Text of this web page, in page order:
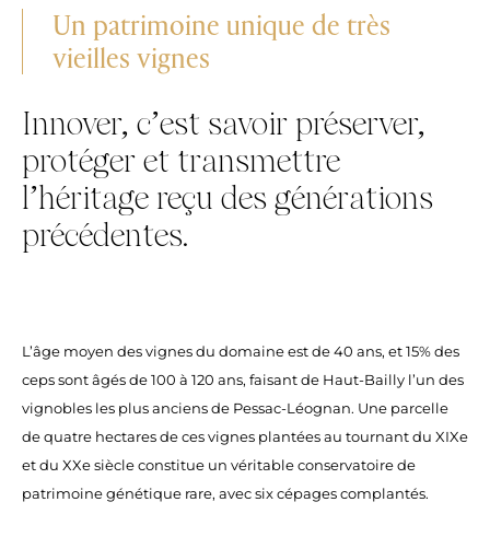
Un patrimoine unique de très
vieilles vignes
Innover, c’est savoir préserver,
protéger et transmettre
l’héritage reçu des générations
précédentes.
L’âge moyen des vignes du domaine est de 40 ans, et 15% des
ceps sont âgés de 100 à 120 ans, faisant de Haut-Bailly l’un des
vignobles les plus anciens de Pessac-Léognan. Une parcelle
de quatre hectares de ces vignes plantées au tournant du XIXe
et du XXe siècle constitue un véritable conservatoire de
patrimoine génétique rare, avec six cépages complantés.